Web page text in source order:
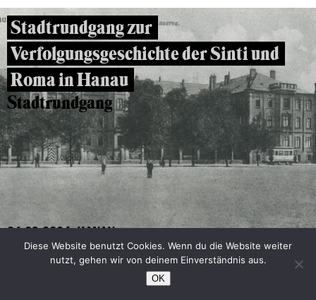
Stadtrundgang zur
Verfolgungsgeschichte der Sinti und
Roma in Hanau
Stadtrundgang
04.09.2024, HANAU
Rechenzentren Seckbach-Süd
Diese Website benutzt Cookies. Wenn du die Website weiter
nutzt, gehen wir von deinem Einverständnis aus.
OK